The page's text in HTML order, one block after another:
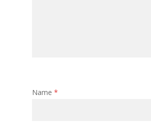
Name *